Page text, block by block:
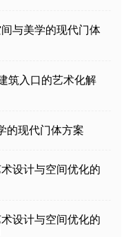
与美学的现代门体
筑入口的艺术化解
的现代门体方案
设计与空间优化的
设计与空间优化的